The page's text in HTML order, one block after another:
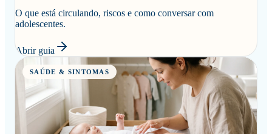
O que está circulando, riscos e como conversar com
adolescentes.
Abrir guia
SAÚDE & SINTOMAS